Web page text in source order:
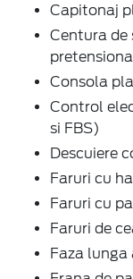
Capitonaj
Centura
Consola
Control
si FBS)
Descuiere
Faruri cu
Faruri cu
Faruri de
Faza